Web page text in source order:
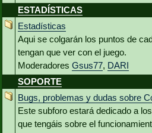
ESTADÍSTICAS
Estadísticas
Aqui se colgarán los puntos de
tengan que ver con el juego.
Moderadores Gsus77, DARI
SOPORTE
Bugs, problemas y dudas sobre
Este subforo estará dedicado a
que tengáis sobre el